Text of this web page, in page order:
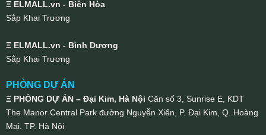
Ξ ELMALL.vn - Biên Hòa
Sắp Khai Trương
Ξ ELMALL.vn - Bình Dương
Sắp Khai Trương
PHÒNG DỰ ÁN
Ξ PHÒNG DỰ ÁN – Đại Kim, Hà Nội Căn số 3, Sunrise E, KDT
The Manor Central Park đường Nguyễn Xiển, P. Đại Kim, Q. Hoàng
Mai, TP. Hà Nội